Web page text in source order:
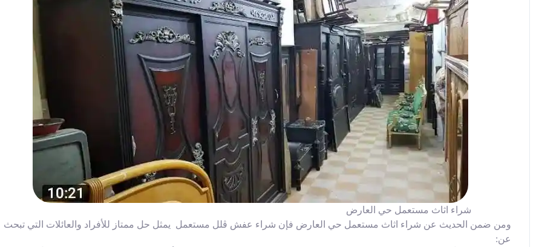
شراء اثاث مستعمل حي العارض
ومن ضمن الحديث عن شراء اثاث مستعمل حي العارض فإن شراء عفش ڤلل مستعمل يمثل حل ممتاز للأفراد والعائلات التي تبحث
عن: